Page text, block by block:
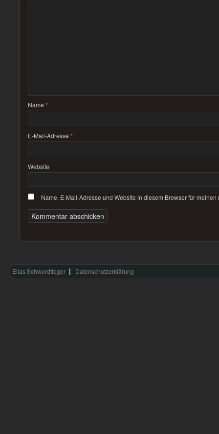
Name *
E-Mail-Adresse *
Website
Name, E-Mail-Adresse und Website in diesem Browser für
Elias Schwerdtfeger Datenschutzerklärung